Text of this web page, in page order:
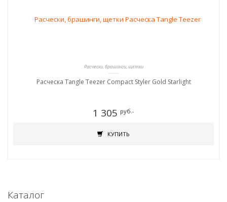
Расчески, брашинги, щетки
Расческа Tangle Teezer Compact Styler Gold Starlight
1 305 руб.-
КУПИТЬ
Каталог